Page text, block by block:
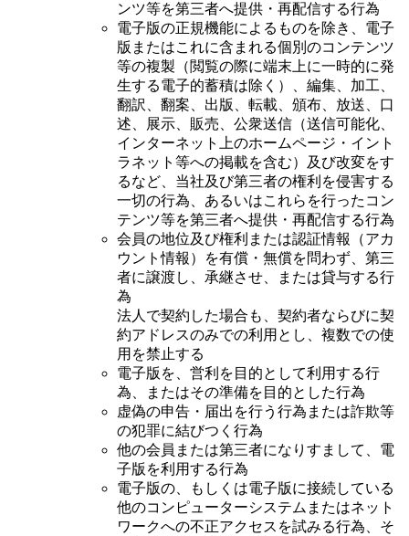
ンツ等を第三者へ提供・再配信する行為
電子版の正規機能によるものを除き、電子
版またはこれに含まれる個別のコンテンツ
等の複製（閲覧の際に端末上に一時的に発
生する電子的蓄積は除く）、編集、加工、
翻訳、翻案、出版、転載、頒布、放送、口
述、展示、販売、公衆送信（送信可能化、
インターネット上のホームページ・イント
ラネット等への掲載を含む）及び改変をす
るなど、当社及び第三者の権利を侵害する
一切の行為、あるいはこれらを行ったコン
テンツ等を第三者へ提供・再配信する行為
会員の地位及び権利または認証情報（アカ
ウント情報）を有償・無償を問わず、第三
者に譲渡し、承継させ、または貸与する行
為
法人で契約した場合も、契約者ならびに契
約アドレスのみでの利用とし、複数での使
用を禁止する
電子版を、営利を目的として利用する行
為、またはその準備を目的とした行為
虚偽の申告・届出を行う行為または詐欺等
の犯罪に結びつく行為
他の会員または第三者になりすまして、電
子版を利用する行為
電子版の、もしくは電子版に接続している
他のコンピューターシステムまたはネット
ワークへの不正アクセスを試みる行為、そ